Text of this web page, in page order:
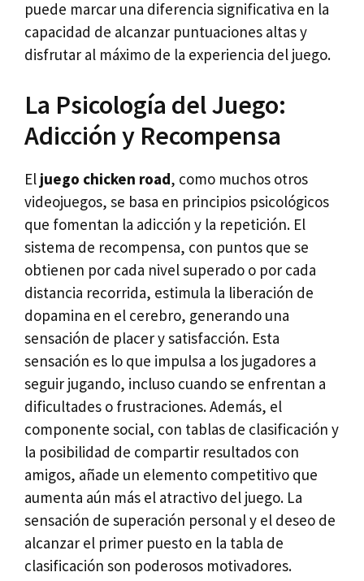
puede marcar una diferencia significativa en la
capacidad de alcanzar puntuaciones altas y
disfrutar al máximo de la experiencia del juego.
La Psicología del Juego:
Adicción y Recompensa
El juego chicken road, como muchos otros
videojuegos, se basa en principios psicológicos
que fomentan la adicción y la repetición. El
sistema de recompensa, con puntos que se
obtienen por cada nivel superado o por cada
distancia recorrida, estimula la liberación de
dopamina en el cerebro, generando una
sensación de placer y satisfacción. Esta
sensación es lo que impulsa a los jugadores a
seguir jugando, incluso cuando se enfrentan a
dificultades o frustraciones. Además, el
componente social, con tablas de clasificación y
la posibilidad de compartir resultados con
amigos, añade un elemento competitivo que
aumenta aún más el atractivo del juego. La
sensación de superación personal y el deseo de
alcanzar el primer puesto en la tabla de
clasificación son poderosos motivadores.